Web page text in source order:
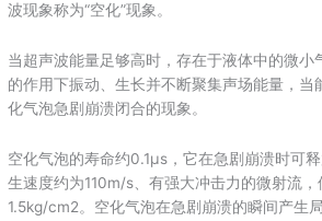
波现象称为“空化”现象。
当超声波能量足够高时，存在于液体中的微小
的作用下振动、生长并不断聚集声场能量，当
化气泡急剧崩溃闭合的现象。
空化气泡的寿命约0.1μs，它在急剧崩溃时可
生速度约为110m/s、有强大冲击力的微射流
1.5kg/cm2。空化气泡在急剧崩溃的瞬间产生